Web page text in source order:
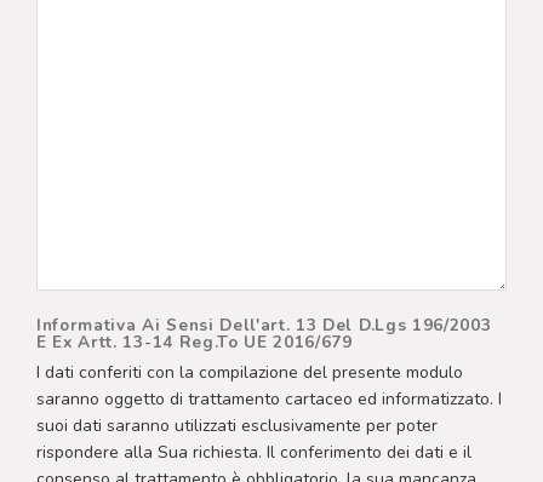
Informativa Ai Sensi Dell'art. 13 Del D.Lgs 196/2003
E Ex Artt. 13-14 Reg.to UE 2016/679
I dati conferiti con la compilazione del presente modulo
saranno oggetto di trattamento cartaceo ed informatizzato. I
suoi dati saranno utilizzati esclusivamente per poter
rispondere alla Sua richiesta. Il conferimento dei dati e il